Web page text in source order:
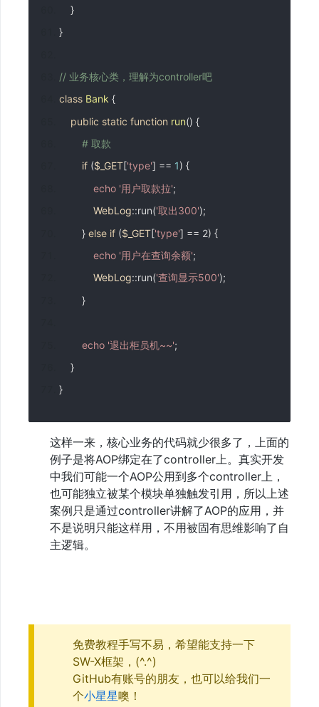
}
}
// 业务核心类，理解为controller吧
class Bank {
public static function run() {
# 取款
if ($_GET['type'] == 1) {
echo '用户取款拉';
WebLog::run('取出300');
} else if ($_GET['type'] == 2) {
echo '用户在查询余额';
WebLog::run('查询显示500');
}
echo '退出柜员机~~';
}
}
这样一来，核心业务的代码就少很多了，上面的
例子是将AOP绑定在了controller上。真实开发
中我们可能一个AOP公用到多个controller上，
也可能独立被某个模块单独触发引用，所以上述
案例只是通过controller讲解了AOP的应用，并
不是说明只能这样用，不用被固有思维影响了自
主逻辑。
免费教程手写不易，希望能支持一下
SW-X框架，(^.^)
GitHub有账号的朋友，也可以给我们一
个小星星噢！